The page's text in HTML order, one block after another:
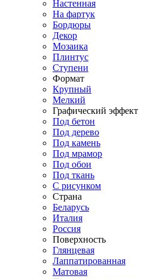
Настенная
На фартук
Бордюры
Декор
Мозаика
Плинтус
Ступени
Формат
Крупный
Мелкий
Графический эффект
Под бетон
Под дерево
Под камень
Под мрамор
Под обои
Под ткань
С рисунком
Страна
Беларусь
Италия
Россия
Поверхность
Глянцевая
Лаппатированная
Матовая